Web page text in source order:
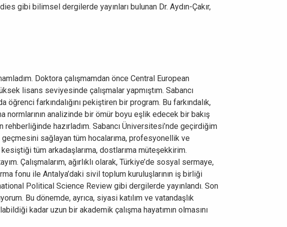
gibi bilimsel dergilerde yayınları bulunan Dr. Aydın-Çakır,
Doktora çalışmamdan önce Central European
lisans seviyesinde çalışmalar yapmıştım. Sabancı
farkındalığını pekiştiren bir program. Bu farkındalık,
normlarının analizinde bir ömür boyu eşlik edecek bir bakış
rehberliğinde hazırladım. Sabancı Üniversitesi’nde geçirdiğim
geçmesini sağlayan tüm hocalarıma, profesyonellik ve
tüm arkadaşlarıma, dostlarıma müteşekkirim.
Çalışmalarım, ağırlıklı olarak, Türkiye’de sosyal sermaye,
fonu ile Antalya’daki sivil toplum kuruluşlarının iş birliği
Political Science Review gibi dergilerde yayınlandı. Son
Bu dönemde, ayrıca, siyasi katılım ve vatandaşlık
kadar uzun bir akademik çalışma hayatımın olmasını